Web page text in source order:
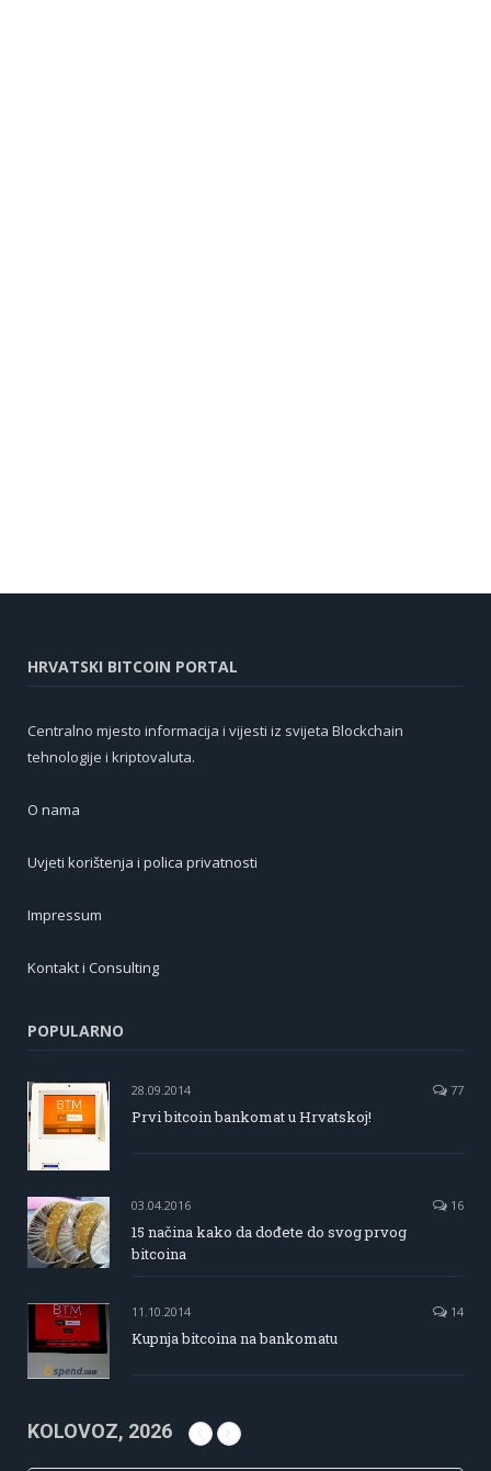
HRVATSKI BITCOIN PORTAL
Centralno mjesto informacija i vijesti iz svijeta Blockchain
tehnologije i kriptovaluta.
O nama
Uvjeti korištenja i polica privatnosti
Impressum
Kontakt i Consulting
POPULARNO
28.09.2014 77
Prvi bitcoin bankomat u Hrvatskoj!
03.04.2016 16
15 načina kako da dođete do svog prvog
bitcoina
11.10.2014 14
Kupnja bitcoina na bankomatu
KOLOVOZ, 2026